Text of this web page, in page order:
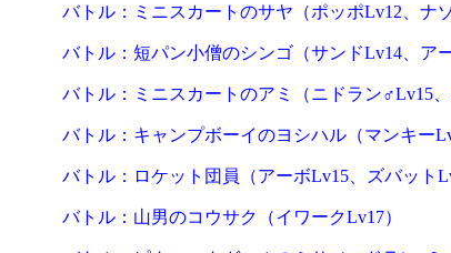
バトル：ミニスカートのサヤ（ポッポLv12、ナ
バトル：短パン小僧のシンゴ（サンドLv14、ア
バトル：ミニスカートのアミ（ニドラン♂Lv15
バトル：キャンプボーイのヨシハル（マンキー
バトル：ロケット団員（アーボLv15、ズバット
バトル：山男のコウサク（イワークLv17）